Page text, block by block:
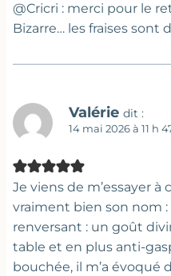
@Cricri : merci pour le
Bizarre… les fraises sont
Valérie dit :
14 mai 2026 à 11 h
Je viens de m’essayer
vraiment bien son nom
renversant : un goût
table et en plus anti-
bouchée, il m’a